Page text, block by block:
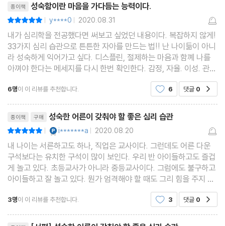
PART 3 이성 편: 편견에 휘둘리지 않는 연습
19 수많은 상식 과 직감이 오판을 낳는 편견이었을지도 모른다
20 용감하게 무지를 인정하는 것은 일종의 슬기다
21 진실을 말한다고 아웃사이더가 되는 것은 아니다
22 몸이 마음을 속이게 하지 말라
23 마음을 따르되 머리를 써라
24 의협심을 발휘하는 것은 좋지만 정의의 탈을 쓴 악마가 되지는
말라
PART 4 관계 편: 필터버블에서 벗어나는 연습
25 친구가 많아도 여전히 외로운 이유
26 나를 즐겁게 만드는 일에 촉각을 곤두세워라
28 바른 마음가짐을 가지면 모두가 당신과 절친이 되려 할 것이다
종이책 성숙함이란 마음을 가다듬는 능력이다.
| y****0 | 2020.08.31
내가 심리학을 전공했다면 써보고 싶었던 내용이다. 복잡하지 않게!
33가지 심리 습관으로 튼튼한 자아를 만드는 법!! 난 나이듦이 아니
라 성숙하게 익어가고 싶다. 디스플린, 절제하는 마음과 함꼐 나를
아껴야 한다는 메세지를 다시 한번 확인한다. 감정, 자율. 이성. 관계
순서로나의 감정을 들여다보기. 정서적 문제를 갖게 된 원인, 해결
법, 정서적 문제를 갖고 있는 타인에게현명하
6명이 이 리뷰를 추천합니다. 6 댓글 0
종이책 구매 성숙한 어른이 갖춰야 할 좋은 심리 습관
| i*******a | 2020.08.20
내 나이는 서른하고도 하나, 직업은 교사이다. 그런데도 어른 다운
구석보다는 유치한 구석이 많이 보인다. 우리 반 아이들하고도 즐겁
게 놀고 있다. 초등교사가 아니라 중등교사이다. 그럼에도 불구하고
아이들하고 잘 놀고 있다. 뭔가 엄격해야 할 때도 그리 힘을 주지 않
는다. 그럴 때마다 친절한 교사가 되어야지라는 마음과, 아이들이 날
만만하게 보면 어쩌나 싶은 생각이 왕왕 든
3명이 이 리뷰를 추천합니다. 3 댓글 0